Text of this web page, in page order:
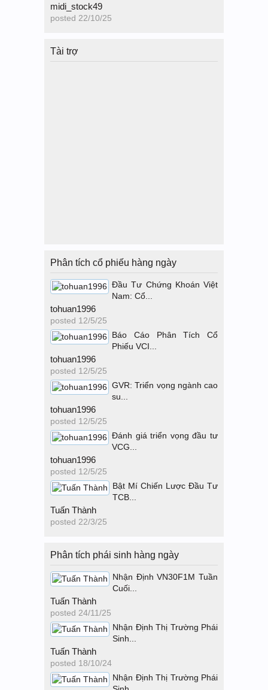
midi_stock49
posted 22/10/25
Tài trợ
Phân tích cổ phiếu hàng ngày
Đầu Tư Chứng Khoán Việt
Nam: Cổ...
tohuan1996
posted 12/5/25
Báo Cáo Phân Tích Cổ
Phiếu VCI...
tohuan1996
posted 12/5/25
GVR: Triển vọng ngành cao
su...
tohuan1996
posted 12/5/25
Đánh giá triển vọng đầu tư
VCG...
tohuan1996
posted 12/5/25
Bật Mí Chiến Lược Đầu Tư
TCB...
Tuấn Thành
posted 22/3/25
Phân tích phái sinh hàng ngày
Nhận Định VN30F1M Tuần
Cuối...
Tuấn Thành
posted 24/11/25
Nhận Định Thị Trường Phái
Sinh...
Tuấn Thành
posted 18/10/24
Nhận Định Thị Trường Phái